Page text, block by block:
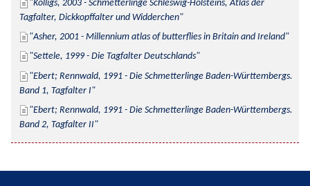
Kolligs, 2003 - Schmetterlinge Schleswig-Holsteins, Atlas der
Tagfalter, Dickkopffalter und Widderchen
Asher, 2001 - Millennium atlas of butterflies in Britain and Ireland
Settele, 1999 - Die Tagfalter Deutschlands
Ebert; Rennwald, 1991 - Die Schmetterlinge Baden-Württembergs.
Band 1, Tagfalter I
Ebert; Rennwald, 1991 - Die Schmetterlinge Baden-Württembergs.
Band 2, Tagfalter II